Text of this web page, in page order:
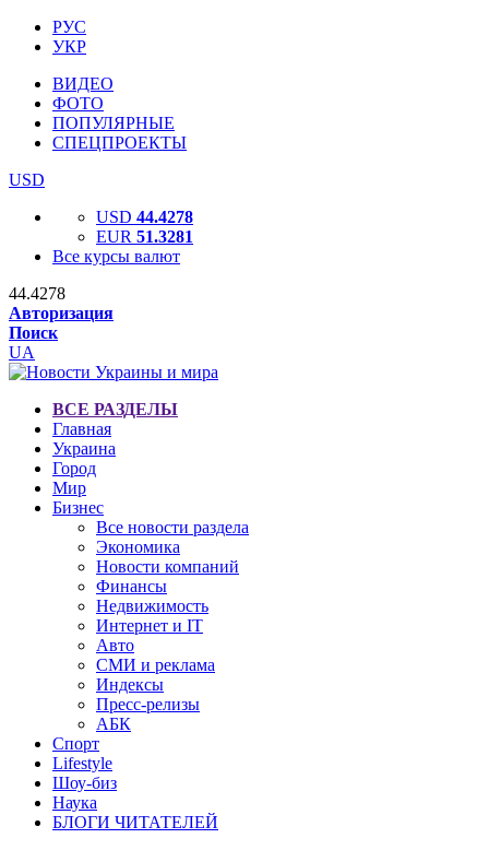
РУС
УКР
ВИДЕО
ФОТО
ПОПУЛЯРНЫЕ
СПЕЦПРОЕКТЫ
USD
USD 44.4278
EUR 51.3281
Все курсы валют
44.4278
Авторизация
Поиск
UA
ВСЕ РАЗДЕЛЫ
Главная
Украина
Город
Мир
Бизнес
Все новости раздела
Экономика
Новости компаний
Финансы
Недвижимость
Интернет и IT
Авто
СМИ и реклама
Индексы
Пресс-релизы
АБК
Спорт
Lifestyle
Шоу-биз
Наука
БЛОГИ ЧИТАТЕЛЕЙ